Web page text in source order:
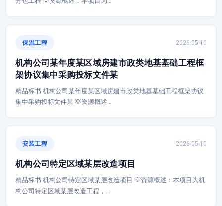
保温工程 2026-05-10
机构公司某年度某区域房建市政类地基基础工程框
架协议集中采购投标文件某
精品标书 机构公司某年度某区域房建市政类地基基础工程框架协议
集中采购投标文件某 💡资源概述…
安装工程 2026-05-10
机构公司特定区域某层改造项目
精品标书 机构公司特定区域某层改造项目 💡资源概述：本项目为机
构公司特定区域某层改造工程，…